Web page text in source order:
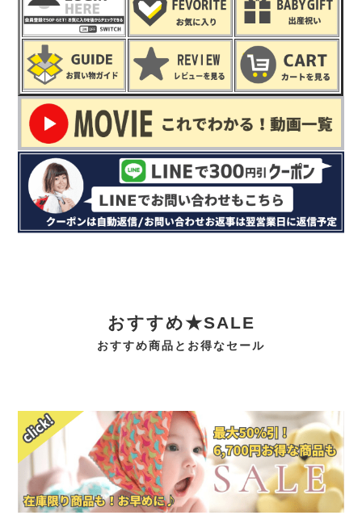
おすすめ★SALE
おすすめ商品とお得なセール